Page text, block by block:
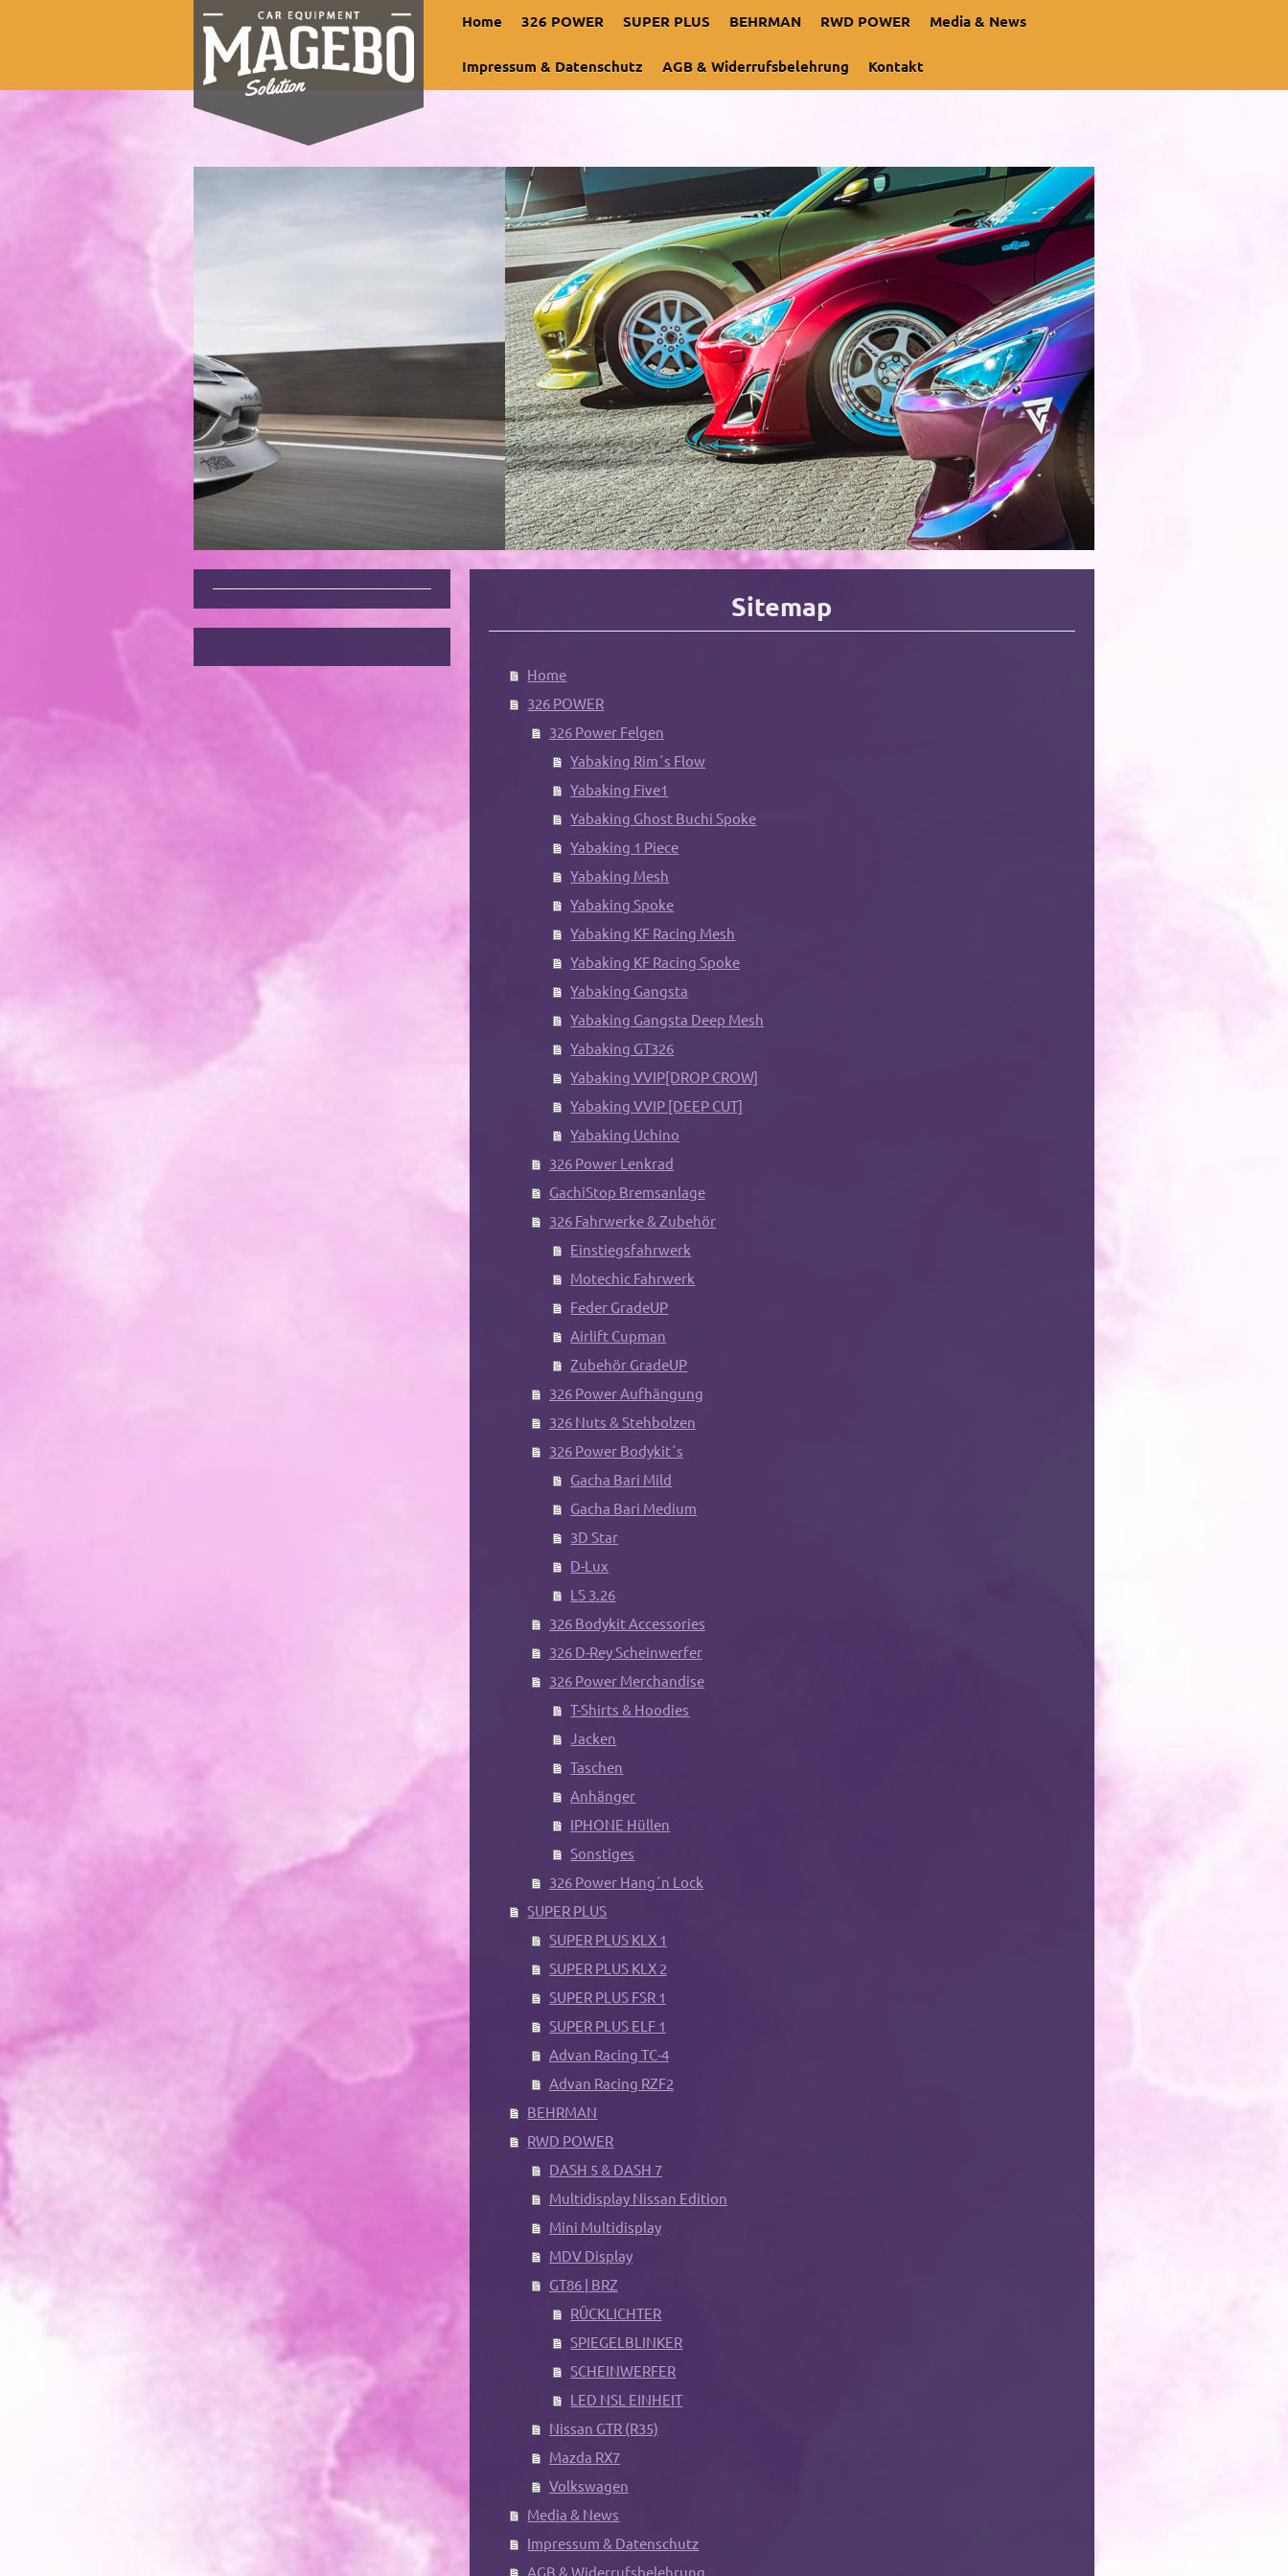
Home 326 POWER SUPER PLUS BEHRMAN RWD POWER Media & News
Impressum & Datenschutz AGB & Widerrufsbelehrung Kontakt
Sitemap
Home
326 POWER
326 Power Felgen
Yabaking Rim´s Flow
Yabaking Five1
Yabaking Ghost Buchi Spoke
Yabaking 1 Piece
Yabaking Mesh
Yabaking Spoke
Yabaking KF Racing Mesh
Yabaking KF Racing Spoke
Yabaking Gangsta
Yabaking Gangsta Deep Mesh
Yabaking GT326
Yabaking VVIP[DROP CROW]
Yabaking VVIP [DEEP CUT]
Yabaking Uchino
326 Power Lenkrad
GachiStop Bremsanlage
326 Fahrwerke & Zubehör
Einstiegsfahrwerk
Motechic Fahrwerk
Feder GradeUP
Airlift Cupman
Zubehör GradeUP
326 Power Aufhängung
326 Nuts & Stehbolzen
326 Power Bodykit´s
Gacha Bari Mild
Gacha Bari Medium
3D Star
D-Lux
LS 3.26
326 Bodykit Accessories
326 D-Rey Scheinwerfer
326 Power Merchandise
T-Shirts & Hoodies
Jacken
Taschen
Anhänger
IPHONE Hüllen
Sonstiges
326 Power Hang´n Lock
SUPER PLUS
SUPER PLUS KLX 1
SUPER PLUS KLX 2
SUPER PLUS FSR 1
SUPER PLUS ELF 1
Advan Racing TC-4
Advan Racing RZF2
BEHRMAN
RWD POWER
DASH 5 & DASH 7
Multidisplay Nissan Edition
Mini Multidisplay
MDV Display
GT86 | BRZ
RÜCKLICHTER
SPIEGELBLINKER
SCHEINWERFER
LED NSL EINHEIT
Nissan GTR (R35)
Mazda RX7
Volkswagen
Media & News
Impressum & Datenschutz
AGB & Widerrufsbelehrung